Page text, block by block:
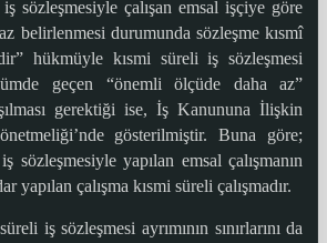
sözleşmesiyle çalışan emsal işçiye göre
belirlenmesi durumunda sözleşme kısmî
hükmüyle kısmi süreli iş sözleşmesi
geçen “önemli ölçüde daha az”
gerektiği ise, İş Kanununa İlişkin
gösterilmiştir. Buna göre;
sözleşmesiyle yapılan emsal çalışmanın
yapılan çalışma kısmi süreli çalışmadır.
iş sözleşmesi ayrımının sınırlarını da